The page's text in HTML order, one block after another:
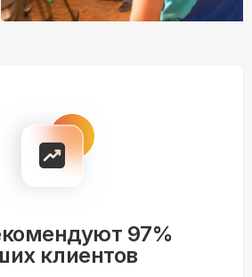
97%
клиентов